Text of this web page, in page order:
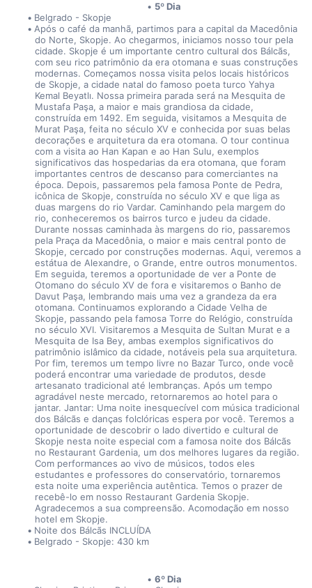
5º Dia
Belgrado - Skopje
Após o café da manhã, partimos para a capital da Macedônia
do Norte, Skopje. Ao chegarmos, iniciamos nosso tour pela
cidade. Skopje é um importante centro cultural dos Bálcãs,
com seu rico patrimônio da era otomana e suas construções
modernas. Começamos nossa visita pelos locais históricos
de Skopje, a cidade natal do famoso poeta turco Yahya
Kemal Beyatlı. Nossa primeira parada será na Mesquita de
Mustafa Paşa, a maior e mais grandiosa da cidade,
construída em 1492. Em seguida, visitamos a Mesquita de
Murat Paşa, feita no século XV e conhecida por suas belas
decorações e arquitetura da era otomana. O tour continua
com a visita ao Han Kapan e ao Han Sulu, exemplos
significativos das hospedarias da era otomana, que foram
importantes centros de descanso para comerciantes na
época. Depois, passaremos pela famosa Ponte de Pedra,
icônica de Skopje, construída no século XV e que liga as
duas margens do rio Vardar. Caminhando pela margem do
rio, conheceremos os bairros turco e judeu da cidade.
Durante nossas caminhada às margens do rio, passaremos
pela Praça da Macedônia, o maior e mais central ponto de
Skopje, cercado por construções modernas. Aqui, veremos a
estátua de Alexandre, o Grande, entre outros monumentos.
Em seguida, teremos a oportunidade de ver a Ponte de
Otomano do século XV de fora e visitaremos o Banho de
Davut Paşa, lembrando mais uma vez a grandeza da era
otomana. Continuamos explorando a Cidade Velha de
Skopje, passando pela famosa Torre do Relógio, construída
no século XVI. Visitaremos a Mesquita de Sultan Murat e a
Mesquita de Isa Bey, ambas exemplos significativos do
patrimônio islâmico da cidade, notáveis pela sua arquitetura.
Por fim, teremos um tempo livre no Bazar Turco, onde você
poderá encontrar uma variedade de produtos, desde
artesanato tradicional até lembranças. Após um tempo
agradável neste mercado, retornaremos ao hotel para o
jantar. Jantar: Uma noite inesquecível com música tradicional
dos Bálcãs e danças folclóricas espera por você. Teremos a
oportunidade de descobrir o lado divertido e cultural de
Skopje nesta noite especial com a famosa noite dos Bálcãs
no Restaurant Gardenia, um dos melhores lugares da região.
Com performances ao vivo de músicos, todos eles
estudantes e professores do conservatório, tornaremos
esta noite uma experiência autêntica. Temos o prazer de
recebê-lo em nosso Restaurant Gardenia Skopje.
Agradecemos a sua compreensão. Acomodação em nosso
hotel em Skopje.
Noite dos Bálcãs INCLUÍDA
Belgrado - Skopje: 430 km
6º Dia